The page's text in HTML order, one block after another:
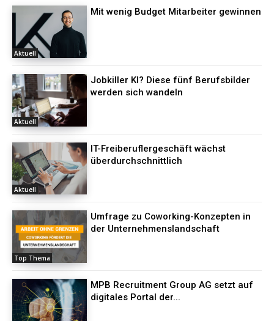
Aktuell
Mit wenig Budget Mitarbeiter gewinnen
Aktuell
Jobkiller KI? Diese fünf Berufsbilder
werden sich wandeln
Aktuell
IT-Freiberuflergeschäft wächst
überdurchschnittlich
Top Thema
Umfrage zu Coworking-Konzepten in
der Unternehmenslandschaft
MPB Recruitment Group AG setzt auf
digitales Portal der...